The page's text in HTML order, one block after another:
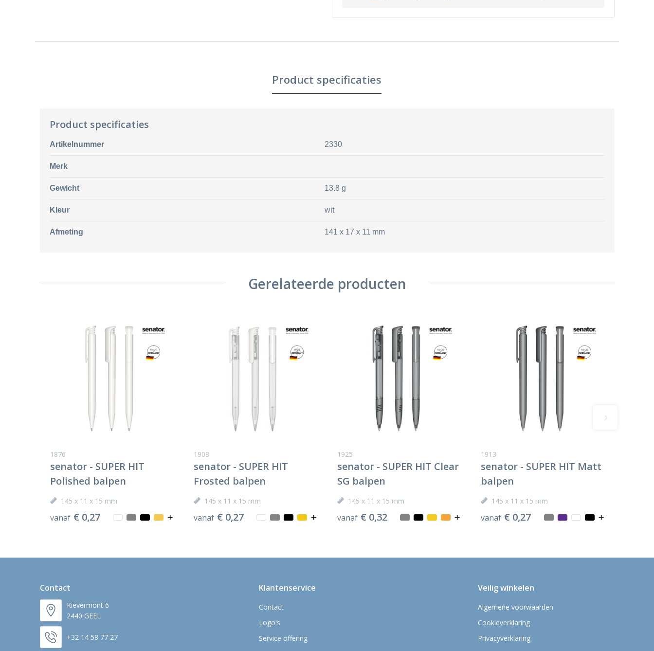
Product specificaties
Product specificaties
Artikelnummer 2330
Merk
Gewicht 13.8 g
Kleur wit
Afmeting 141 x 17 x 11 mm
Gerelateerde producten
1876
senator - SUPER HIT
Polished balpen
145 x 11 x 15 mm
vanaf € 0,27
1908
senator - SUPER HIT
Frosted balpen
145 x 11 x 15 mm
vanaf € 0,27
1925
senator - SUPER HIT Clear
SG balpen
145 x 11 x 15 mm
vanaf € 0,32
1913
senator - SUPER HIT Matt
balpen
145 x 11 x 15 mm
vanaf € 0,27
Contact
Kievermont 6
2440 GEEL
+32 14 58 77 27
Klantenservice
Contact
Logo's
Service offering
Veilig winkelen
Algemene voorwaarden
Cookieverklaring
Privacyverklaring